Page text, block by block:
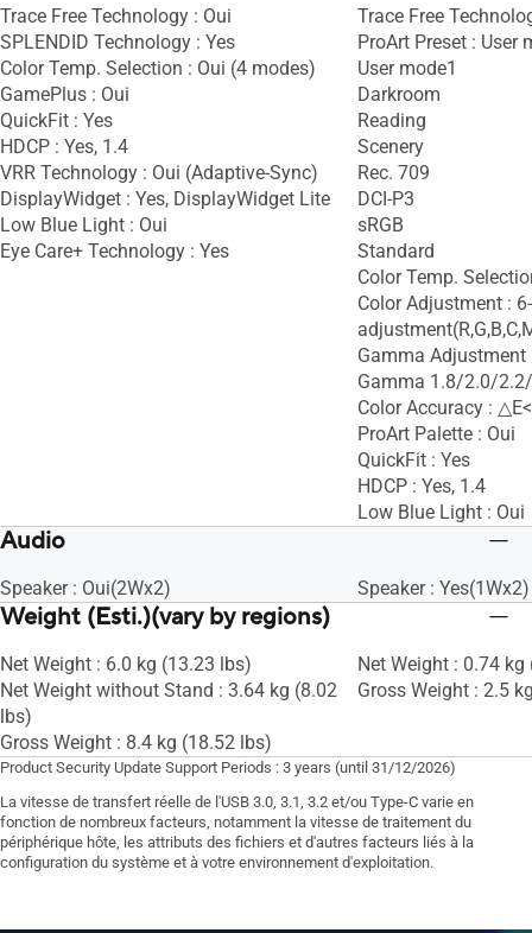
Trace Free Technology : Oui
SPLENDID Technology : Yes
Color Temp. Selection : Oui (4 modes)
GamePlus : Oui
QuickFit : Yes
HDCP : Yes, 1.4
VRR Technology : Oui (Adaptive-Sync)
DisplayWidget : Yes, DisplayWidget Lite
Low Blue Light : Oui
Eye Care+ Technology : Yes
Trace Free
ProArt Preset : User
User mode1
Darkroom
Reading
Scenery
Rec. 709
DCI-P3
sRGB
Standard
Color Temp.
Color Adjustment :
Gamma Adjustment
Gamma 1.8/2.0/
Color Accuracy :
ProArt Palette : Oui
QuickFit : Yes
HDCP : Yes, 1.4
Low Blue Light : Oui
Audio
Speaker : Oui(2Wx2) Speaker : Yes(1Wx2)
Weight (Esti.)(vary by regions)
Net Weight : 6.0 kg (13.23 lbs)
Net Weight without Stand : 3.64 kg (8.02
lbs)
Gross Weight : 8.4 kg (18.52 lbs)
Net Weight : 0.74
Gross Weight : 2.5
Product Security Update Support Periods : 3 years (until 31/12/2026)
La vitesse de transfert réelle de l'USB 3.0, 3.1, 3.2 et/ou Type-C varie en
fonction de nombreux facteurs, notamment la vitesse de traitement du
périphérique hôte, les attributs des fichiers et d'autres facteurs liés à la
configuration du système et à votre environnement d'exploitation.